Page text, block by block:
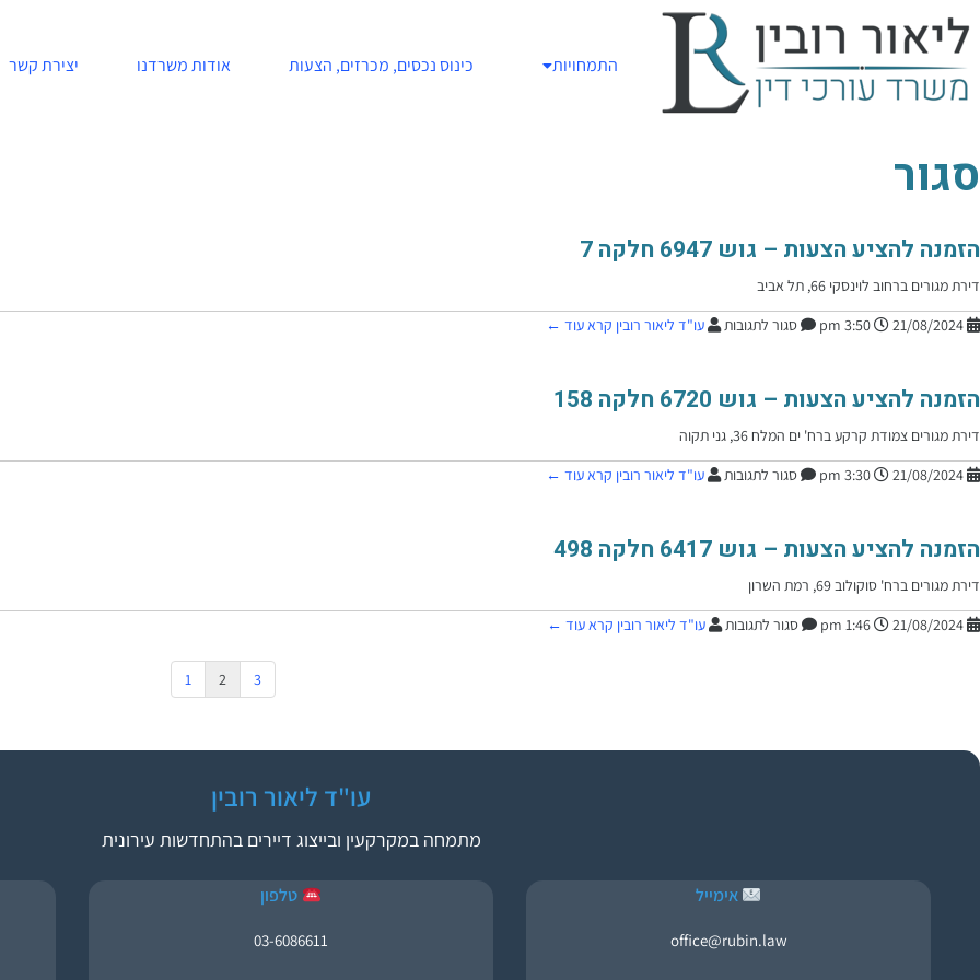
התמחויות כינוס נכסים, מכרזים, הצעות אודות משרדנו יצירת קשר
סגור
הזמנה להציע הצעות – גוש 6947 חלקה 7​
דירת מגורים ברחוב לוינסקי 66, תל אביב​
סגור לתגובות עו"ד ליאור רובין קרא עוד ←
הזמנה להציע הצעות – גוש 6720 חלקה 158
דירת מגורים צמודת קרקע ברח' ים המלח 36, גני תקוה
סגור לתגובות עו"ד ליאור רובין קרא עוד ←
הזמנה להציע הצעות – גוש 6417 חלקה 498
דירת מגורים ברח' סוקולוב 69, רמת השרון
סגור לתגובות עו"ד ליאור רובין קרא עוד ←
1 2 3
עו"ד ליאור רובין
מתמחה במקרקעין ובייצוג דיירים בהתחדשות עירונית
אימייל
office@rubin.law
טלפון
03-6086611